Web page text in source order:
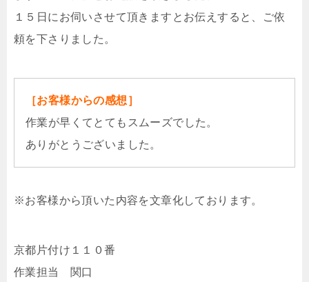
１５日にお伺いさせて頂きますとお伝えすると、ご依
頼を下さりました。
［お客様からの感想］
作業が早くてとてもスムーズでした。
ありがとうございました。
※お客様から頂いた内容を文章化しております。
京都片付け１１０番
作業担当 関口